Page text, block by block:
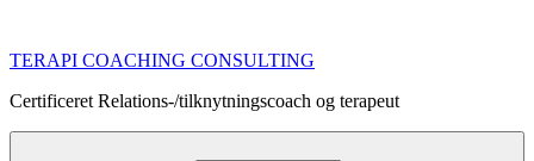
indhold
TERAPI COACHING CONSULTING
Certificeret Relations-/tilknytningscoach og terapeut